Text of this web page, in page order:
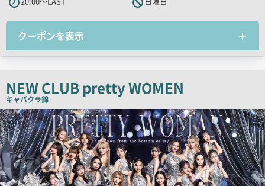
ピ
クーポンを表示
NEW CLUB pretty WOMEN
キャバクラ錦
検
索
結
果
一
覧
用
画
像